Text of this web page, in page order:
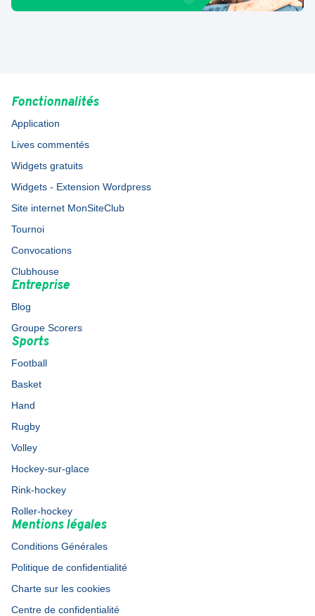
Fonctionnalités
Application
Lives commentés
Widgets gratuits
Widgets - Extension Wordpress
Site internet MonSiteClub
Tournoi
Convocations
Clubhouse
Entreprise
Blog
Groupe Scorers
Sports
Football
Basket
Hand
Rugby
Volley
Hockey-sur-glace
Rink-hockey
Roller-hockey
Mentions légales
Conditions Générales
Politique de confidentialité
Charte sur les cookies
Centre de confidentialité